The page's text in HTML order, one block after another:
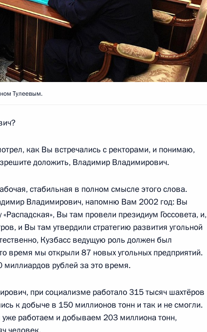
представителем
и странам Африки
Совета Безопасности
на высшие командные
Кремль
Меркель, Франсуа Олландом
и гостям Фестиваля
Тулеевым.
как Вы встречались с ректорами, и понимаю,
доложить, Владимир Владимирович.
стабильная в полном смысле этого слова.
Владимирович, напомню Вам 2002 год: Вы
Вы там провели президиум Госсовета, и,
и Вы там утвердили стратегию развития угольной
Кузбасс ведущую роль должен был
время мы открыли 87 новых угольных предприятий.
рублей за это время.
при социализме работало 315 тысяч шахтёров
к добыче в 150 миллионов тонн и так и не смогли.
работаем и добываем 203 миллиона тонн,